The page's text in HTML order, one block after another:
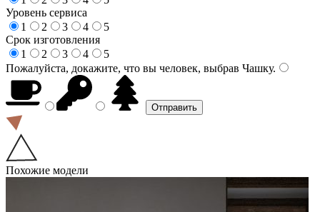
Уровень сервиса
1
2 3 4
5
Срок изготовления
1
2 3 4
5
Пожалуйста, докажите, что вы человек, выбрав Чашку.
Похожие модели